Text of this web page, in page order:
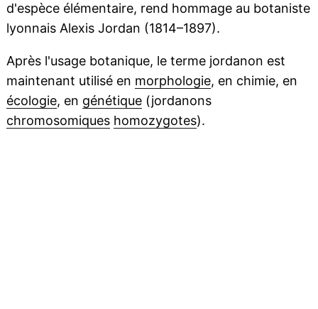
d'espèce élémentaire, rend hommage au botaniste
lyonnais Alexis Jordan (1814–1897).
Après l'usage botanique, le terme jordanon est
maintenant utilisé en morphologie, en chimie, en
écologie, en génétique(jordanons
chromosomiques homozygotes).